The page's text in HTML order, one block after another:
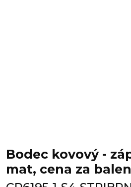
Bodec kovový -
mat, cena za